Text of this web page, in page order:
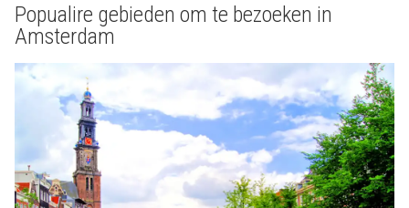
Popualire gebieden om te bezoeken in
Amsterdam